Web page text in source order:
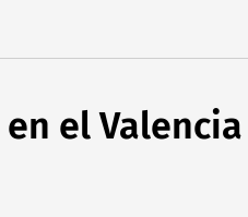
el Valencia